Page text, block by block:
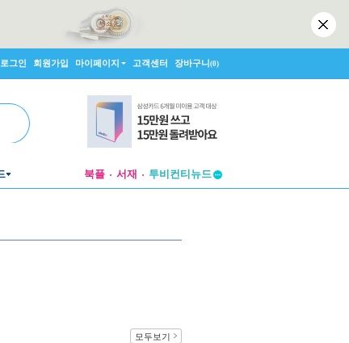
로그인 회원가입 마이페이지 고객센터 장바구니(0)
북플 서재
투비컨티뉴드
모두보기